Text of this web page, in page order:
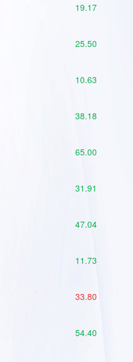
19.17
25.50
10.63
38.18
65.00
31.91
47.04
11.73
33.80
54.40